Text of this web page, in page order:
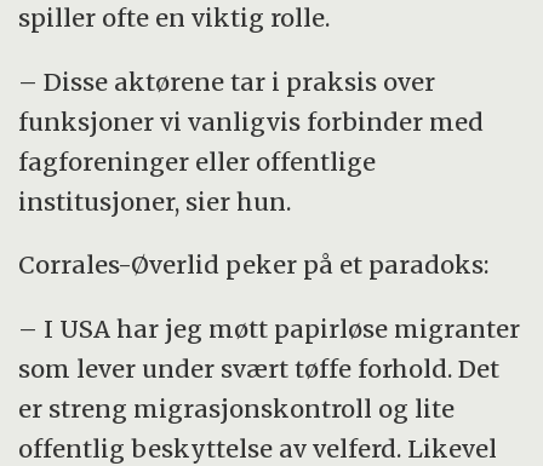
spiller ofte en viktig rolle.
– Disse aktørene tar i praksis over
funksjoner vi vanligvis forbinder med
fagforeninger eller offentlige
institusjoner, sier hun.
Corrales-Øverlid peker på et paradoks:
– I USA har jeg møtt papirløse migranter
som lever under svært tøffe forhold. Det
er streng migrasjonskontroll og lite
offentlig beskyttelse av velferd. Likevel